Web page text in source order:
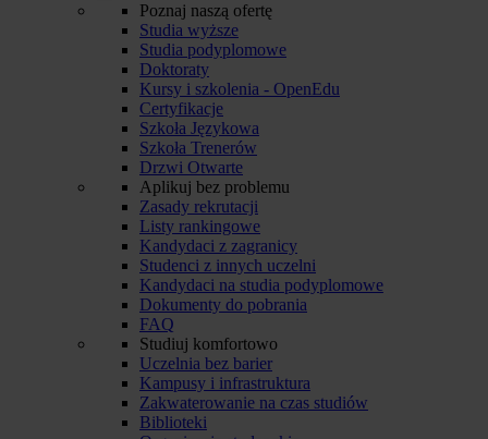
Poznaj naszą ofertę
Studia wyższe
Studia podyplomowe
Doktoraty
Kursy i szkolenia - OpenEdu
Certyfikacje
Szkoła Językowa
Szkoła Trenerów
Drzwi Otwarte
Aplikuj bez problemu
Zasady rekrutacji
Listy rankingowe
Kandydaci z zagranicy
Studenci z innych uczelni
Kandydaci na studia podyplomowe
Dokumenty do pobrania
FAQ
Studiuj komfortowo
Uczelnia bez barier
Kampusy i infrastruktura
Zakwaterowanie na czas studiów
Biblioteki